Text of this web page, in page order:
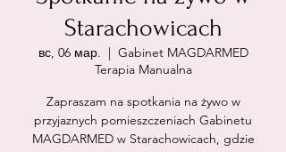
Starachowicach
вс, 06 мар.
  |
Gabinet MAGDARMED
Terapia Manualna
Zapraszam na spotkania na żywo w
przyjaznych pomieszczeniach Gabinetu
MAGDARMED w Starachowicach, gdzie